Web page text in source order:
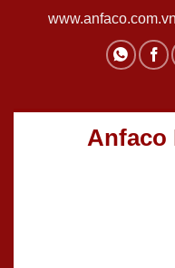
www.anfaco.com.vn
Anfaco